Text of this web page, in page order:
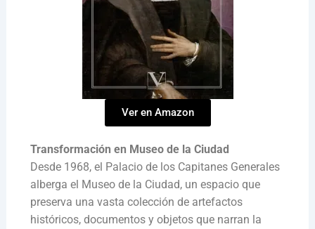
Ver en Amazon
Transformación en Museo de la Ciudad
Desde 1968, el Palacio de los Capitanes Generales
alberga el Museo de la Ciudad, un espacio que
preserva una vasta colección de artefactos
históricos, documentos y objetos que narran la